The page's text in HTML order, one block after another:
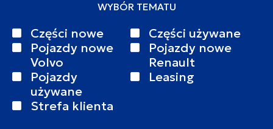
WYBÓR TEMATU
Części nowe
Części używane
Pojazdy nowe
Volvo
Pojazdy nowe
Renault
Pojazdy
używane
Leasing
Strefa klienta